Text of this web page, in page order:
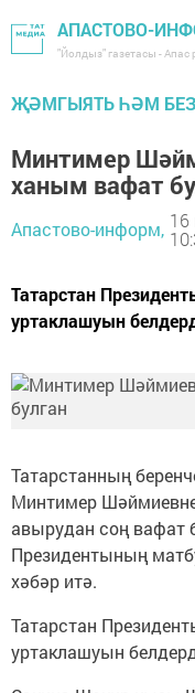
АПАСТОВО-
"Йолдыз" газетасы - Апас
ҖӘМГЫЯТЬ ҺӘМ БЕЗ
Минтимер
ханым вафат
Апастово-информ, 16
Татарстан
уртаклашуын
Татарстанның
Минтимер
авырудан соң вафат
Президентының
хәбәр итә.
Татарстан
уртаклашуын